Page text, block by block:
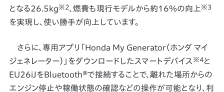
となる26.5kg※2、燃費も現行モデルから約16％の向上 ※3
を実現し、使い勝手が向上しています。
さらに、専用アプリ「Honda My Generator（ホンダ マイ
ジェネレーター）」をダウンロードしたスマートデバイス ※4と
EU26iJをBluetooth®で接続することで、離れた場所からの
エンジン停止や稼働状態の確認などの操作が可能となり、利